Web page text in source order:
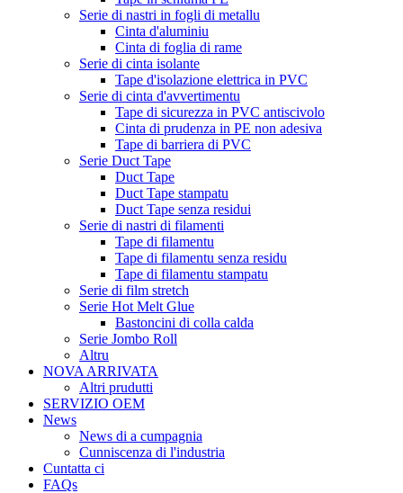
Serie di nastri in fogli di metallu
Cinta d'aluminiu
Cinta di foglia di rame
Serie di cinta isolante
Tape d'isolazione elettrica in PVC
Serie di cinta d'avvertimentu
Tape di sicurezza in PVC antiscivolo
Cinta di prudenza in PE non adesiva
Tape di barriera di PVC
Serie Duct Tape
Duct Tape
Duct Tape stampatu
Duct Tape senza residui
Serie di nastri di filamenti
Tape di filamentu
Tape di filamentu senza residu
Tape di filamentu stampatu
Serie di film stretch
Serie Hot Melt Glue
Bastoncini di colla calda
Serie Jombo Roll
Altru
NOVA ARRIVATA
Altri prudutti
SERVIZIO OEM
News
News di a cumpagnia
Cunniscenza di l'industria
Cuntatta ci
FAQs